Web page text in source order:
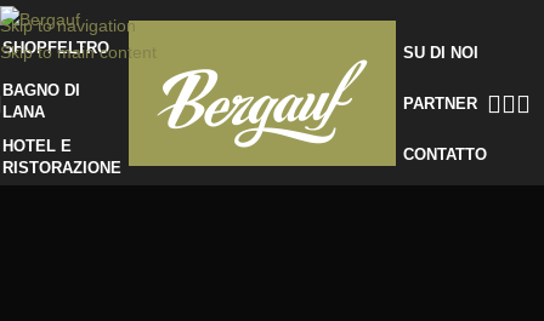
Skip to navigation
Skip to main content
SHOPFELTRO
BAGNO DI
LANA
HOTEL E
RISTORAZIONE
SU DI NOI
PARTNER
CONTATTO